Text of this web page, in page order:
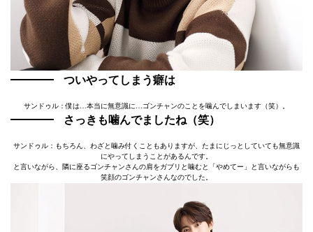
ついやってしまう癖は
サンドゥル：僕は…本当に無意識に…ゴンチャンのことを噛んでしまいます（笑）。
さっきも噛んでましたね（笑）
サンドゥル：もちろん、わざと噛み付くこともありますが、たまにじっとしていても無意識
にやってしまうことがあるんです。
と言いながら、隣に座るゴンチャンさんの肩をガブリと噛むと「やめてー」と言いながらも
笑顔のゴンチャンさんなのでした。